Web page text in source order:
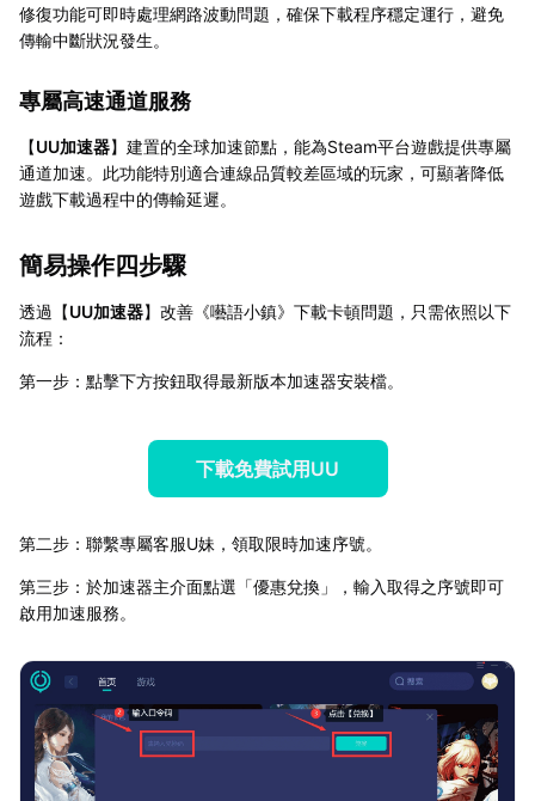
修復功能可即時處理網路波動問題，確保下載程序穩定運行，避免
傳輸中斷狀況發生。
專屬高速通道服務
【UU加速器】建置的全球加速節點，能為Steam平台遊戲提供專屬
通道加速。此功能特別適合連線品質較差區域的玩家，可顯著降低
遊戲下載過程中的傳輸延遲。
簡易操作四步驟
透過【UU加速器】改善《囈語小鎮》下載卡頓問題，只需依照以下
流程：
第一步：點擊下方按鈕取得最新版本加速器安裝檔。
下載免費試用UU
第二步：聯繫專屬客服U妹，領取限時加速序號。
第三步：於加速器主介面點選「優惠兌換」，輸入取得之序號即可
啟用加速服務。